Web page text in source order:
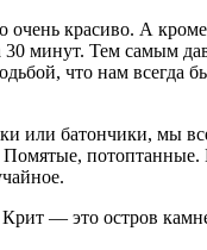
очень красиво. А
30 минут. Тем самым
что нам
или батончики, мы
— это остров